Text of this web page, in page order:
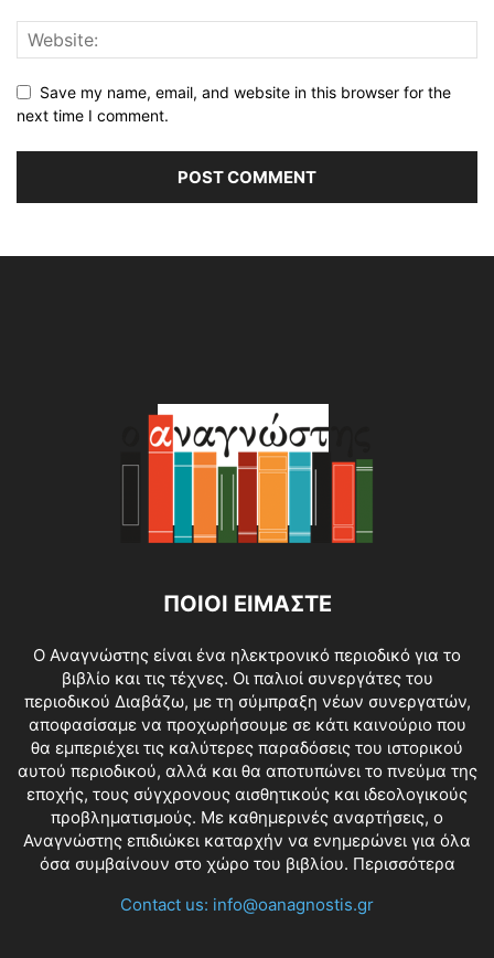
Save my name, email, and website in this browser for the
next time I comment.
ΠΟΙΟΙ ΕΙΜΑΣΤΕ
O Αναγνώστης είναι ένα ηλεκτρονικό περιοδικό για το
βιβλίο και τις τέχνες. Οι παλιοί συνεργάτες του
περιοδικού Διαβάζω, με τη σύμπραξη νέων συνεργατών,
αποφασίσαμε να προχωρήσουμε σε κάτι καινούριο που
θα εμπεριέχει τις καλύτερες παραδόσεις του ιστορικού
αυτού περιοδικού, αλλά και θα αποτυπώνει το πνεύμα της
εποχής, τους σύγχρονους αισθητικούς και ιδεολογικούς
προβληματισμούς. Με καθημερινές αναρτήσεις, ο
Αναγνώστης επιδιώκει καταρχήν να ενημερώνει για όλα
όσα συμβαίνουν στο χώρο του βιβλίου. Περισσότερα
Contact us: info@oanagnostis.gr